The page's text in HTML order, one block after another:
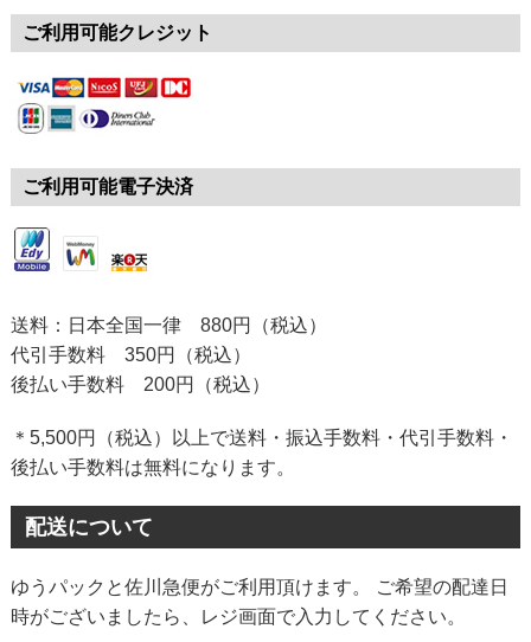
ご利用可能クレジット
ご利用可能電子決済
送料：日本全国一律 880円（税込）
代引手数料 350円（税込）
後払い手数料 200円（税込）
＊5,500円（税込）以上で送料・振込手数料・代引手数料・
後払い手数料は無料になります。
配送について
ゆうパックと佐川急便がご利用頂けます。 ご希望の配達日
時がございましたら、レジ画面で入力してください。